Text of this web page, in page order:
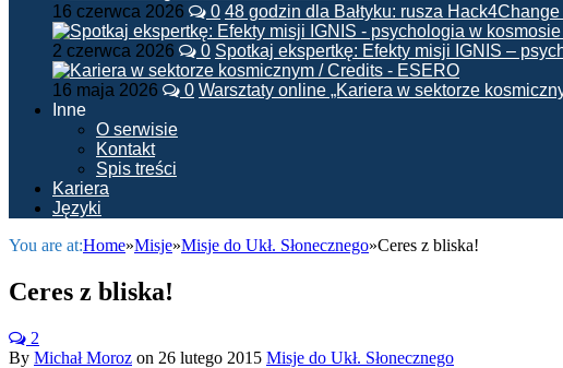
16 czerwca 2026 0 48 godzin dla Bałtyku: rusza
2 czerwca 2026 0 Spotkaj ekspertkę: Efekty misji IGNIS –
16 maja 2026 0 Warsztaty online „Kariera w sektorze
Inne
O serwisie
Kontakt
Spis treści
Kariera
Języki
You are at:Home»Misje»Misje do Ukł. Słonecznego»Ceres z bliska!
Ceres z bliska!
2
By Michał Moroz on 26 lutego 2015 Misje do Ukł. Słonecznego